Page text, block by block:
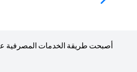
أصبحت طريقة الخدمات المصرفية